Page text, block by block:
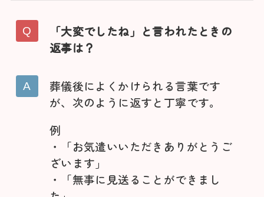
「大変でしたね」と言われたときの
返事は？
葬儀後によくかけられる言葉です
が、次のように返すと丁寧です。
例
・「お気遣いいただきありがとうご
ざいます」
・「無事に見送ることができまし